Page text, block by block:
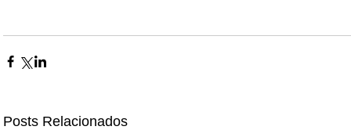
Posts Relacionados